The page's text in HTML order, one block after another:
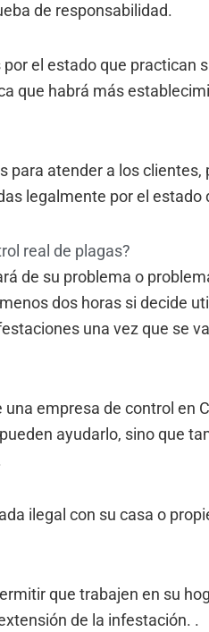
de responsabilidad.
el estado que practican
que habrá más
atender a los clientes,
legalmente por el estado
real de plagas?
de su problema o
dos horas si decide
una vez que se
empresa de control en
ayudarlo, sino que
ilegal con su casa o
que trabajen en su
de la infestación. .